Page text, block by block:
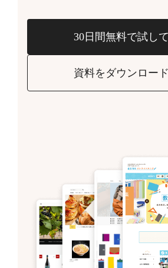
30日間無料で試し
資料をダウンロー